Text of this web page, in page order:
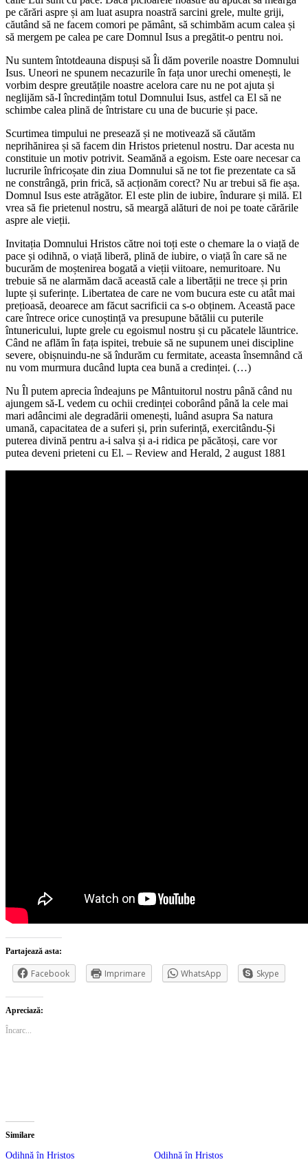
pe cărări aspre și am luat asupra noastră sarcini grele, multe griji,
căutând să ne facem comori pe pământ, să schimbăm acum calea și
să mergem pe calea pe care Domnul Isus a pregătit-o pentru noi.
Nu suntem întotdeauna dispuși să Îi dăm poverile noastre Domnului
Isus. Uneori ne spunem necazurile în fața unor urechi omenești, le
vorbim despre greutățile noastre acelora care nu ne pot ajuta și
neglijăm să-I încredințăm totul Domnului Isus, astfel ca El să ne
schimbe calea plină de întristare cu una de bucurie și pace.
Scurtimea timpului ne presează și ne motivează să căutăm
neprihănirea și să facem din Hristos prietenul nostru. Dar acesta nu
constituie un motiv potrivit. Seamănă a egoism. Este oare necesar ca
lucrurile înfricoșate din ziua Domnului să ne tot fie prezentate ca să
ne constrângă, prin frică, să acționăm corect? Nu ar trebui să fie așa.
Domnul Isus este atrăgător. El este plin de iubire, îndurare și milă. El
vrea să fie prietenul nostru, să meargă alături de noi pe toate cărările
aspre ale vieții.
Invitația Domnului Hristos către noi toți este o chemare la o viață de
pace și odihnă, o viață liberă, plină de iubire, o viață în care să ne
bucurăm de moștenirea bogată a vieții viitoare, nemuritoare. Nu
trebuie să ne alarmăm dacă această cale a libertății ne trece și prin
lupte și suferințe. Libertatea de care ne vom bucura este cu atât mai
prețioasă, deoarece am făcut sacrificii ca s-o obținem. Această pace
care întrece orice cunoștință va presupune bătălii cu puterile
întunericului, lupte grele cu egoismul nostru și cu păcatele lăuntrice.
Când ne aflăm în fața ispitei, trebuie să ne supunem unei discipline
severe, obișnuindu-ne să îndurăm cu fermitate, aceasta însemnând că
nu vom murmura ducând lupta cea bună a credinței. (…)
Nu Îl putem aprecia îndeajuns pe Mântuitorul nostru până când nu
ajungem să-L vedem cu ochii credinței coborând până la cele mai
mari adâncimi ale degradării omenești, luând asupra Sa natura
umană, capacitatea de a suferi și, prin suferință, exercitându-Și
puterea divină pentru a-i salva și a-i ridica pe păcătoși, care vor
putea deveni prieteni cu El. – Review and Herald, 2 august 1881
Partajează asta:
Facebook Imprimare WhatsApp Skype
Apreciază:
Încarc...
Similare
Odihnă în Hristos Odihnă în Hristos